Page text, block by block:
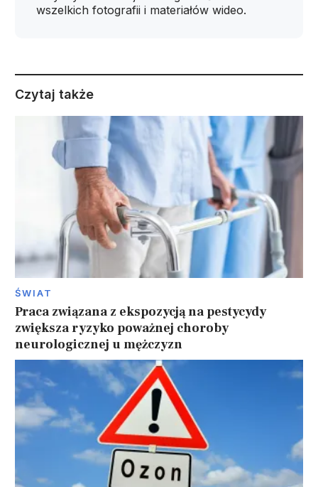
wszelkich fotografii i materiałów wideo.
Czytaj także
ŚWIAT
Praca związana z ekspozycją na pestycydy
zwiększa ryzyko poważnej choroby
neurologicznej u mężczyzn